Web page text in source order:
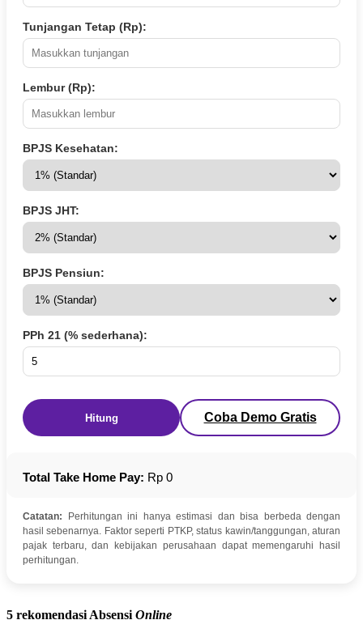
Tunjangan Tetap (Rp):
Lembur (Rp):
BPJS Kesehatan:
BPJS JHT:
BPJS Pensiun:
PPh 21 (% sederhana):
Hitung Coba Demo Gratis
Total Take Home Pay: Rp 0
Catatan: Perhitungan ini hanya estimasi dan bisa berbeda dengan
hasil sebenarnya. Faktor seperti PTKP, status kawin/tanggungan, aturan
pajak terbaru, dan kebijakan perusahaan dapat memengaruhi hasil
perhitungan.
5 rekomendasi Absensi Online